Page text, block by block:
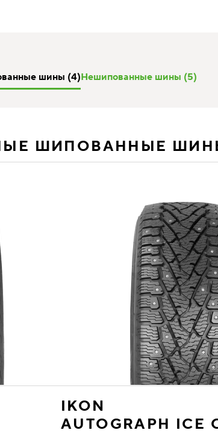
шины (4)Нешипованные шины (5)
ШИПОВАННЫЕ
IKON
AUTOGRAPH ICE